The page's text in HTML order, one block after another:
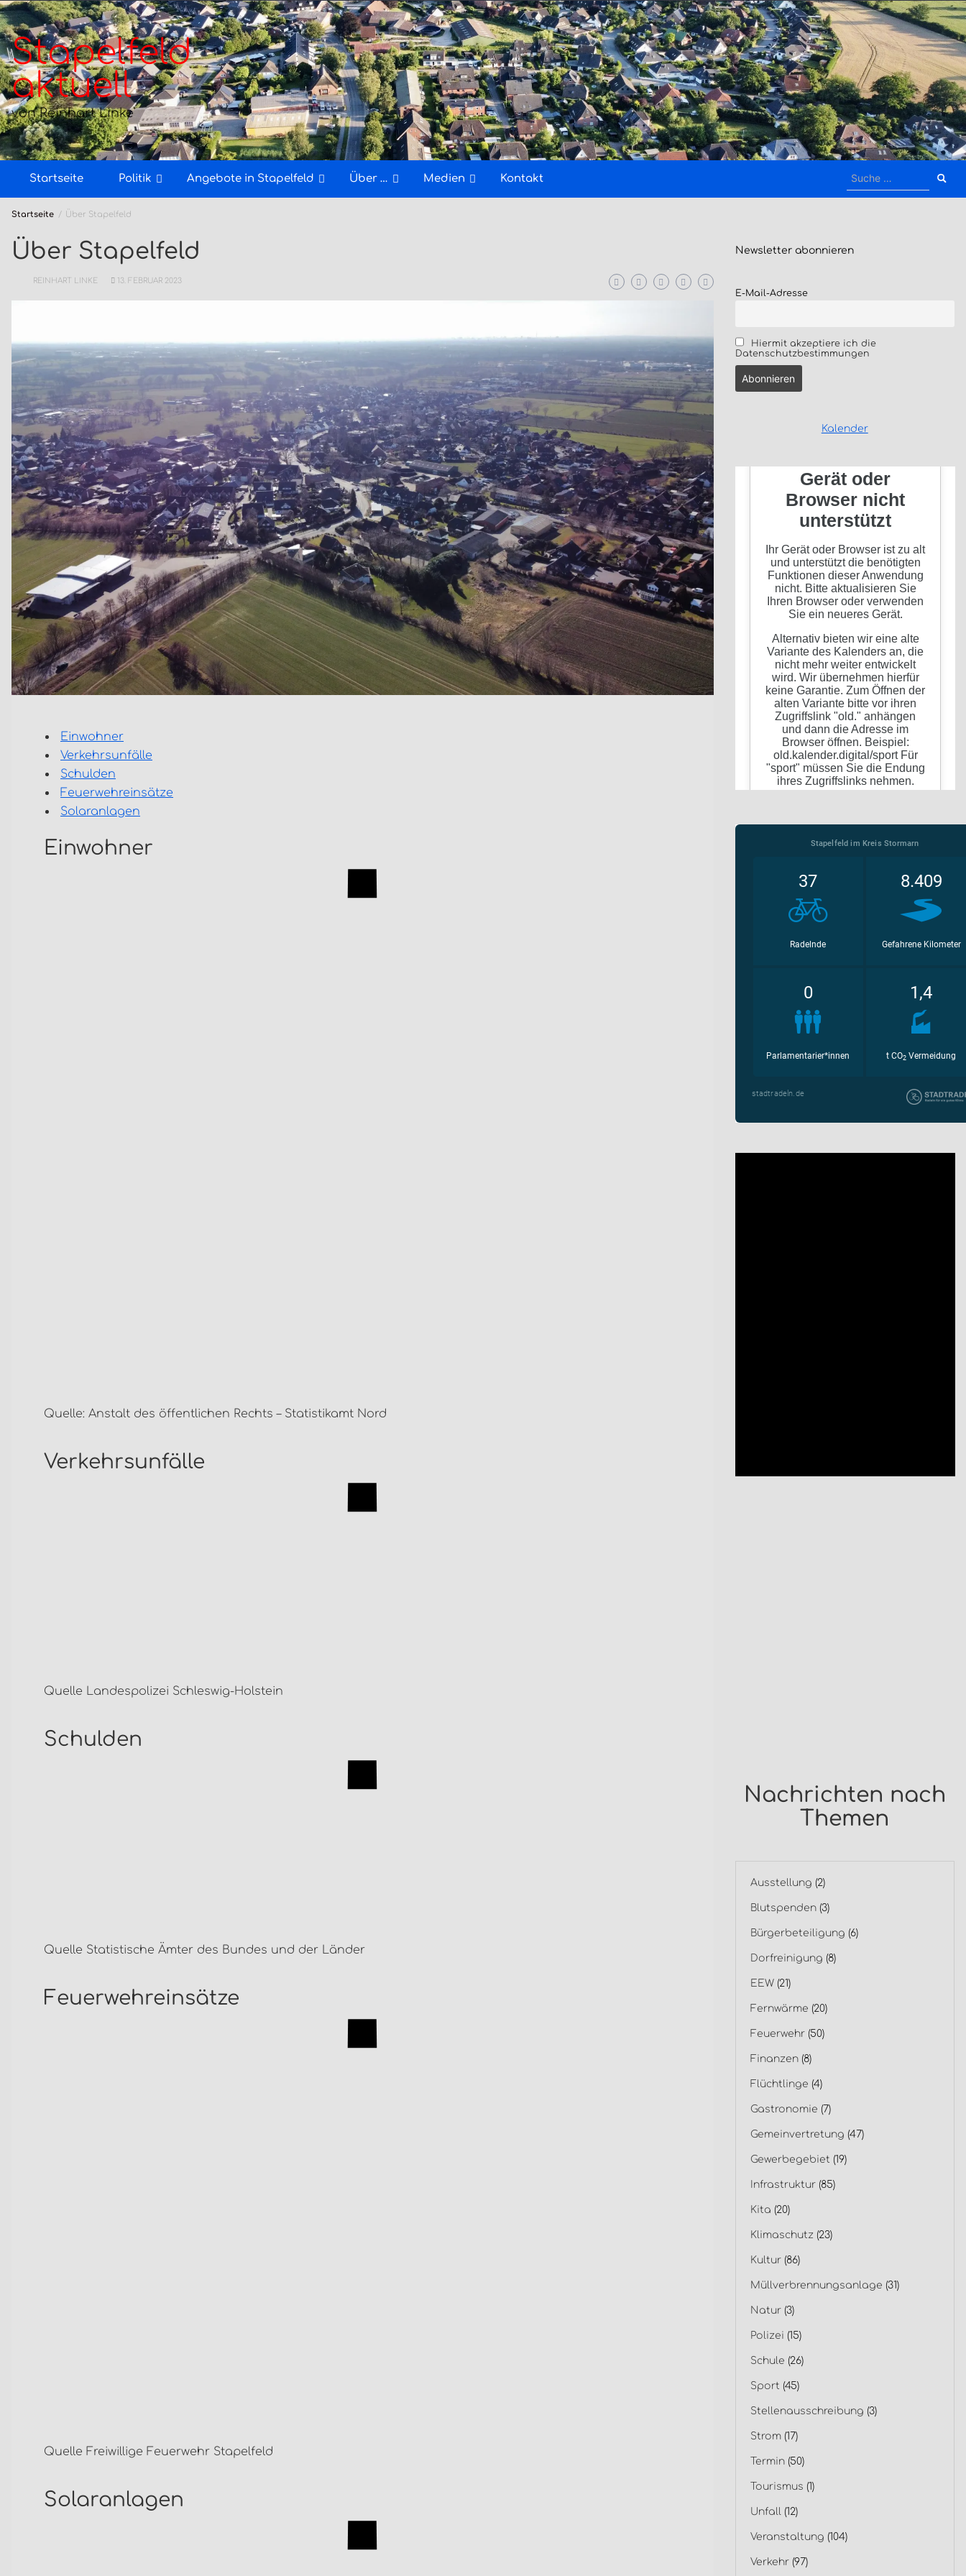
Zum
Inhalt
springen
Stapelfeld
aktuell
von Reinhart Linke
Startseite Politik Angebote in Stapelfeld Über … Medien Kontakt
Suche
Startseite Über Stapelfeld
Über Stapelfeld
REINHART LINKE 13. FEBRUAR 2023
Einwohner
Verkehrsunfälle
Schulden
Feuerwehreinsätze
Solaranlagen
Einwohner
Quelle: Anstalt des öffentlichen Rechts – Statistikamt Nord
Verkehrsunfälle
Quelle Landespolizei Schleswig-Holstein
Schulden
Quelle Statistische Ämter des Bundes und der Länder
Feuerwehreinsätze
Quelle Freiwillige Feuerwehr Stapelfeld
Solaranlagen
Newsletter abonnieren
E-Mail-Adresse
Hiermit akzeptiere ich die
Datenschutzbestimmungen
Kalender
Nachrichten nach
Themen
Ausstellung (2)
Blutspenden(3)
Bürgerbeteiligung (6)
Dorfreinigung (8)
EEW(21)
Fernwärme (20)
Feuerwehr(50)
Finanzen(8)
Flüchtlinge (4)
Gastronomie (7)
Gemeinvertretung (47)
Gewerbegebiet (19)
Infrastruktur(85)
Kita (20)
Klimaschutz (23)
Kultur(86)
Müllverbrennungsanlage (31)
Natur(3)
Polizei (15)
Schule (26)
Sport (45)
Stellenausschreibung (3)
Strom(17)
Termin(50)
Tourismus (1)
Unfall (12)
Veranstaltung (104)
Verkehr(97)